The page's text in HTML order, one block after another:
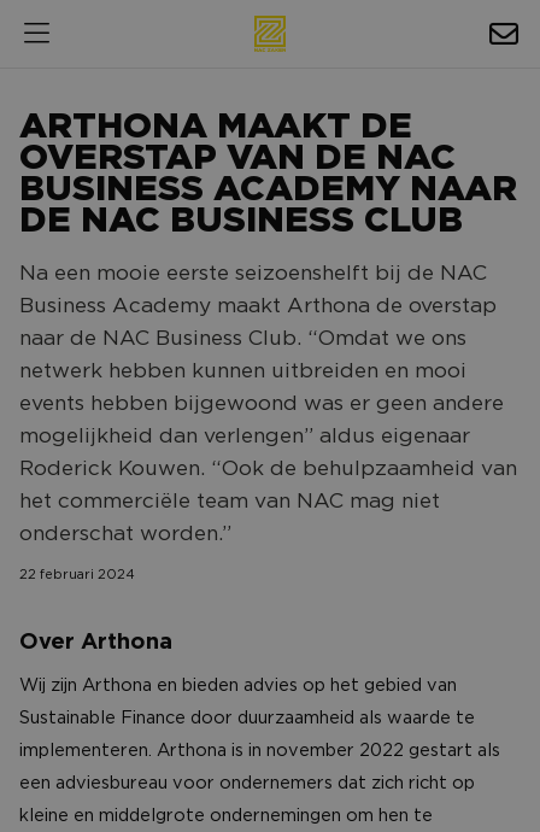
EXPOSURE
NIEUWS
NAC ZAKELIJK
FOTO'S & VIDEO'S
HORECA
BEDRIJVENGIDS
ARTHONA MAAKT DE
OVERSTAP VAN DE NAC
BUSINESS ACADEMY NAAR
DE NAC BUSINESS CLUB
Na een mooie eerste seizoenshelft bij de NAC
Business Academy maakt Arthona de overstap
naar de NAC Business Club. “Omdat we ons
netwerk hebben kunnen uitbreiden en mooi
events hebben bijgewoond was er geen andere
mogelijkheid dan verlengen” aldus eigenaar
Roderick Kouwen. “Ook de behulpzaamheid van
het commerciële team van NAC mag niet
onderschat worden.”
22 februari 2024
Over Arthona
Wij zijn Arthona en bieden advies op het gebied van
Sustainable Finance door duurzaamheid als waarde te
implementeren. Arthona is in november 2022 gestart als
een adviesbureau voor ondernemers dat zich richt op
kleine en middelgrote ondernemingen om hen te